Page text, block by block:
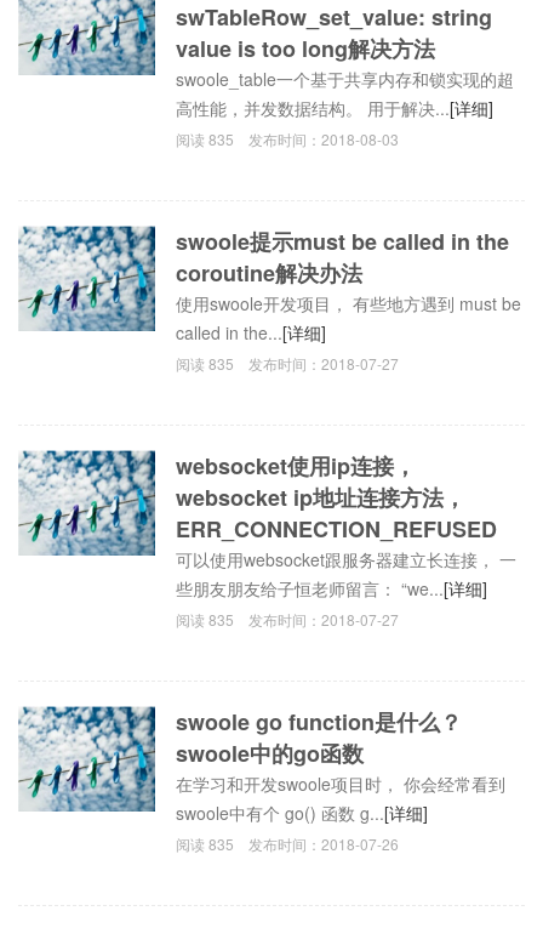
swTableRow_set_value: string
value is too long解决方法
swoole_table一个基于共享内存和锁实现的超
高性能，并发数据结构。 用于解决...[详细]
阅读835 发布时间：2018-08-03
swoole提示must be called in the
coroutine解决办法
使用swoole开发项目， 有些地方遇到 must be
called in the...[详细]
阅读835 发布时间：2018-07-27
websocket使用ip连接，
websocket ip地址连接方法，
ERR_CONNECTION_REFUSED
可以使用websocket跟服务器建立长连接， 一
些朋友朋友给子恒老师留言： “we...[详细]
阅读835 发布时间：2018-07-27
swoole go function是什么？
swoole中的go函数
在学习和开发swoole项目时， 你会经常看到
swoole中有个 go() 函数 g...[详细]
阅读835 发布时间：2018-07-26